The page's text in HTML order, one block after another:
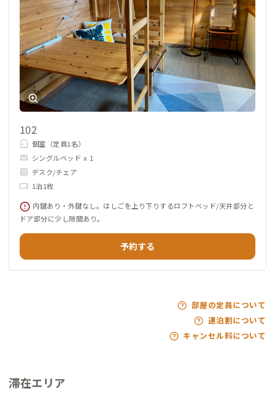
102
個室（定員1名）
シングルベッド x 1
デスク/チェア
1泊1枚
内鍵あり・外鍵なし。はしごを上り下りするロフトベッド/天井部分と
ドア部分に少し隙間あり。
予約する
部屋の定員について
連泊割について
キャンセル料について
滞在エリア